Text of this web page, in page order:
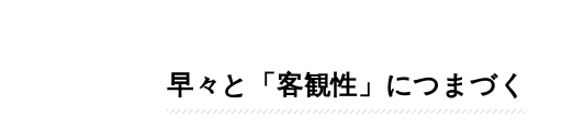
早々と「客観性」につまづく